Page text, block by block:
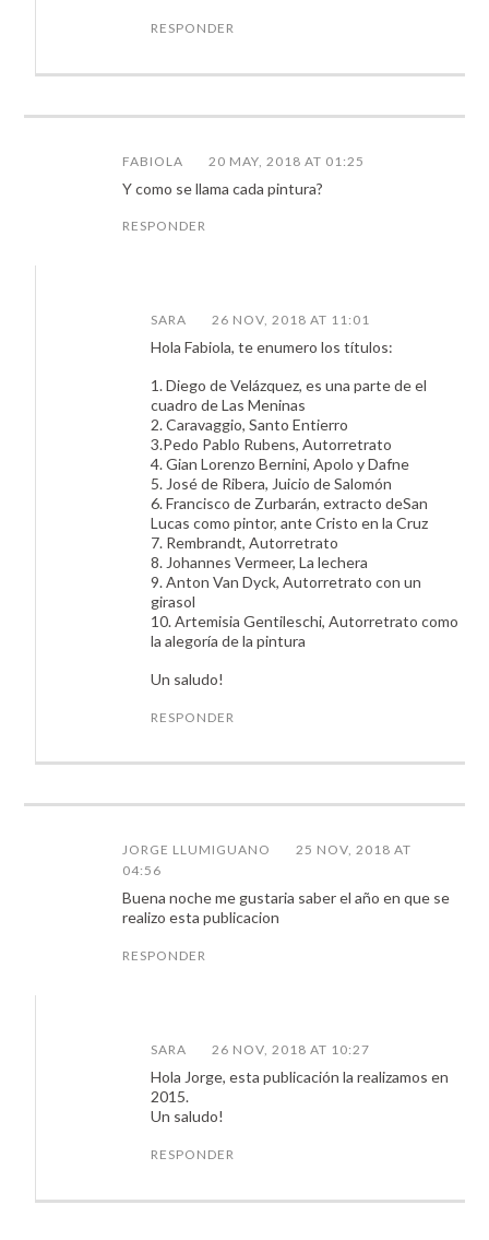
RESPONDER
FABIOLA 20 MAY, 2018 AT 01:25
Y como se llama cada pintura?
RESPONDER
SARA 26 NOV, 2018 AT 11:01
Hola Fabiola, te enumero los títulos:
1. Diego de Velázquez, es una parte de el
cuadro de Las Meninas
2. Caravaggio, Santo Entierro
3.Pedo Pablo Rubens, Autorretrato
4. Gian Lorenzo Bernini, Apolo y Dafne
5. José de Ribera, Juicio de Salomón
6. Francisco de Zurbarán, extracto deSan
Lucas como pintor, ante Cristo en la Cruz
7. Rembrandt, Autorretrato
8. Johannes Vermeer, La lechera
9. Anton Van Dyck, Autorretrato con un
girasol
10. Artemisia Gentileschi, Autorretrato como
la alegoría de la pintura
Un saludo!
RESPONDER
JORGE LLUMIGUANO
25 NOV, 2018 AT
04:56
Buena noche me gustaria saber el año en que se
realizo esta publicacion
RESPONDER
SARA 26 NOV, 2018 AT 10:27
Hola Jorge, esta publicación la realizamos en
2015.
Un saludo!
RESPONDER